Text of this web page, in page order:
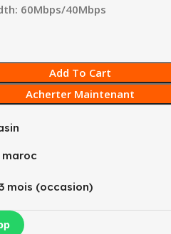
60Mbps/40Mbps
Add To Cart
Acherter Maintenant
mois (occasion)​